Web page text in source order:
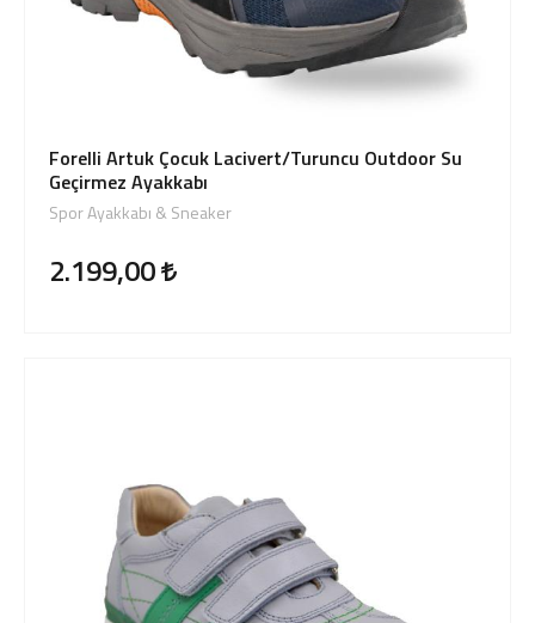
Forelli Artuk Çocuk Lacivert/Turuncu Outdoor Su
Geçirmez Ayakkabı
Spor Ayakkabı & Sneaker
2.199,00